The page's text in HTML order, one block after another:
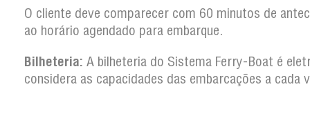
O cliente deve comparecer com 60 minutos de
ao horário agendado para embarque.
Bilheteria: A bilheteria do Sistema Ferry-Boat é
considera as capacidades das embarcações a